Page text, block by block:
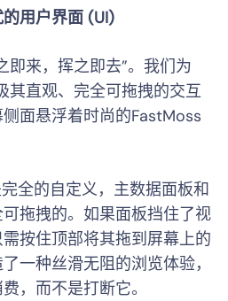
用户界面 (UI)
即来，挥之即去”。我们为
其直观、完全可拖拽的交互
面悬浮着时尚的FastMoss
全的自定义，主数据面板和
拖拽的。如果面板挡住了视
按住顶部将其拖到屏幕上的
一种丝滑无阻的浏览体验，
，而不是打断它。